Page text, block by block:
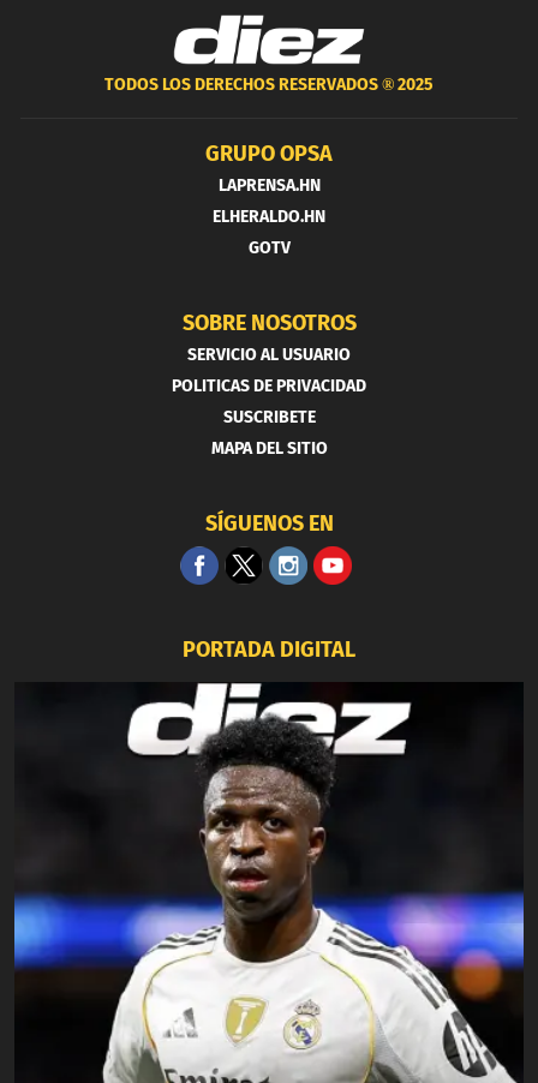
TODOS LOS DERECHOS RESERVADOS ®2025
GRUPO OPSA
LAPRENSA.HN
ELHERALDO.HN
GOTV
SOBRE NOSOTROS
SERVICIO AL USUARIO
POLITICAS DE PRIVACIDAD
SUSCRIBETE
MAPA DEL SITIO
SÍGUENOS EN
PORTADA DIGITAL